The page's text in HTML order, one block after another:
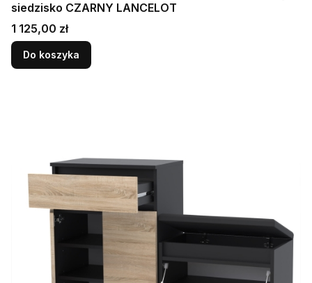
siedzisko CZARNY LANCELOT
Cena
1 125,00 zł
Do koszyka